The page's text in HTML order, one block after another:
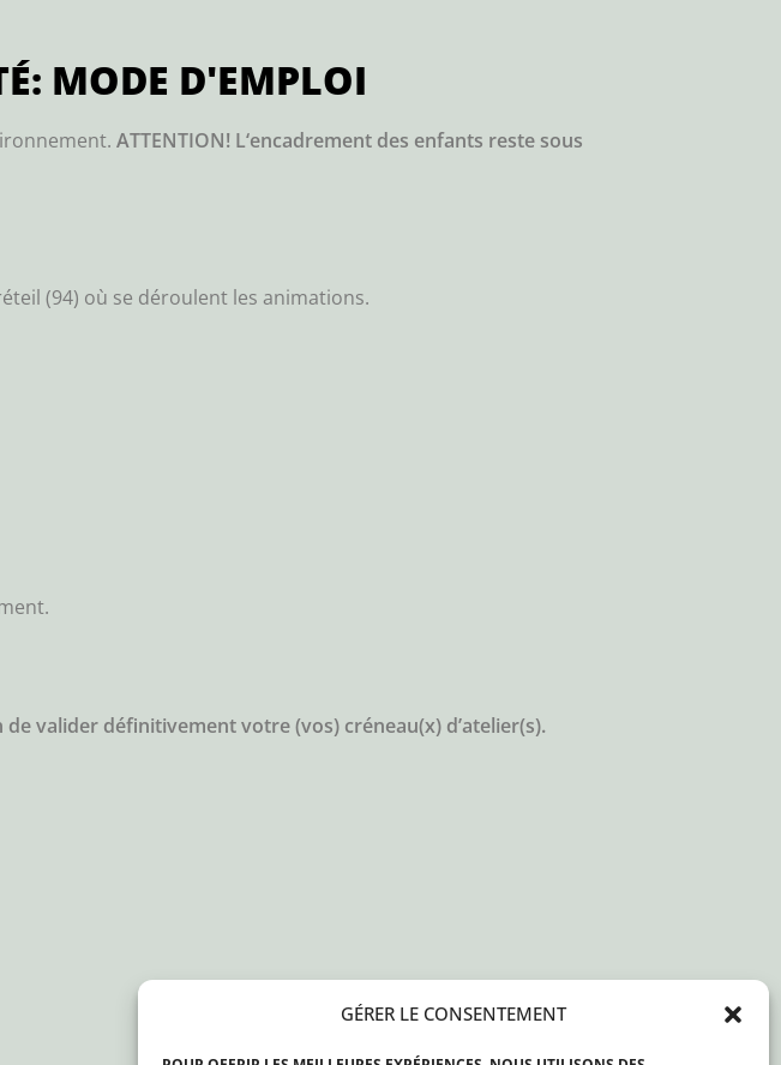
GÉRER LE CONSENTEMENT
MODE D'EMPLOI
ATTENTION! L‘encadrement des enfants reste sous
(94) où se déroulent les animations.
valider définitivement votre (vos) créneau(x) d’atelier(s).